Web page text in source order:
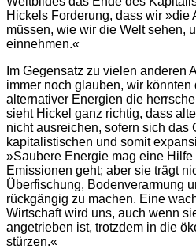
Hickels Forderung, dass wir »die
müssen, wie wir die Welt sehen,
einnehmen.«
Im Gegensatz zu vielen anderen
immer noch glauben, wir
alternativer Energien die
sieht Hickel ganz richtig, dass
nicht ausreichen, sofern sich das
kapitalistischen und somit
»Saubere Energie mag eine
Emissionen geht; aber sie trägt
Überfischung, Bodenverarmung
rückgängig zu machen. Eine
Wirtschaft wird uns, auch wenn
angetrieben ist, trotzdem in die
stürzen.«